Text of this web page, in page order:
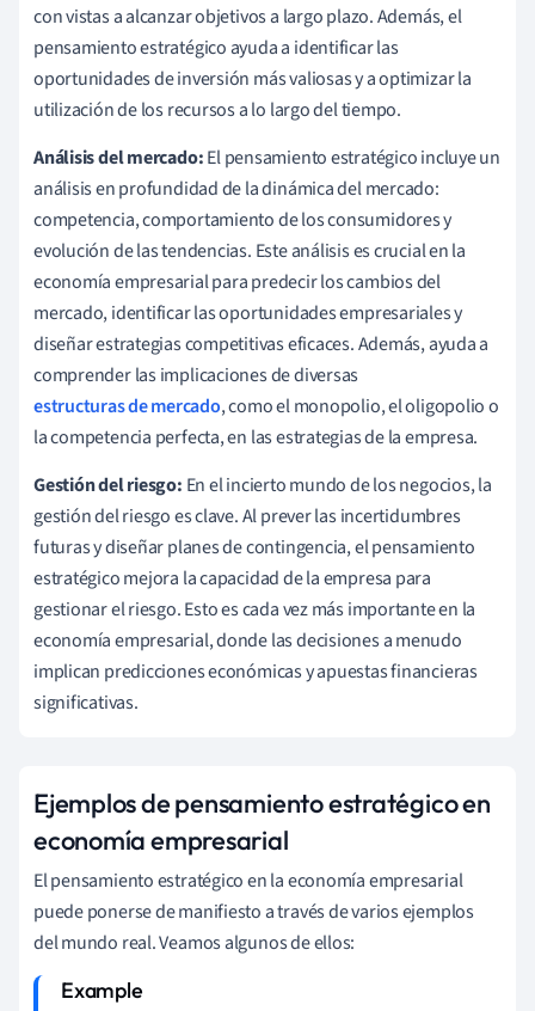
con vistas a alcanzar objetivos a largo plazo. Además, el
pensamiento estratégico ayuda a identificar las
oportunidades de inversión más valiosas y a optimizar la
utilización de los recursos a lo largo del tiempo.
Análisis del mercado:El pensamiento estratégico incluye un
análisis en profundidad de la dinámica del mercado:
competencia, comportamiento de los consumidores y
evolución de las tendencias. Este análisis es crucial en la
economía empresarial para predecir los cambios del
mercado, identificar las oportunidades empresariales y
diseñar estrategias competitivas eficaces. Además, ayuda a
comprender las implicaciones de diversas
estructuras de mercado, como el monopolio, el oligopolio o
la competencia perfecta, en las estrategias de la empresa.
Gestión del riesgo: En el incierto mundo de los negocios, la
gestión del riesgo es clave. Al prever las incertidumbres
futuras y diseñar planes de contingencia, el pensamiento
estratégico mejora la capacidad de la empresa para
gestionar el riesgo. Esto es cada vez más importante en la
economía empresarial, donde las decisiones a menudo
implican predicciones económicas y apuestas financieras
significativas.
Ejemplos de pensamiento estratégico en
economía empresarial
El pensamiento estratégico en la economía empresarial
puede ponerse de manifiesto a través de varios ejemplos
del mundo real. Veamos algunos de ellos: